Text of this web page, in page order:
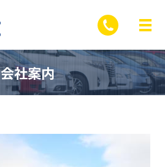
会社案内